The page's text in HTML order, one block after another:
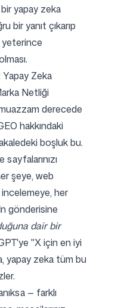
bir yapay zeka
bir yanıt çıkarıp
yeterince
Yapay Zeka
Netliği
derecede
hakkındaki
boşluk bu.
şeye, web
her
gönderisine
dair bir
"X için en iyi
yapay zeka tüm bu
— farklı